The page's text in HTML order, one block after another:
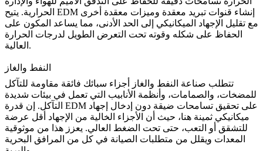
الحرارية. يتيح EDM إنشاء قنوات تبريد معقدة وميزات معقدة أخرى
مع تقليل الإجهاد الميكانيكي إلى الحد الأدنى، مما يساعد المكون على
الحفاظ على شكله وقوته تحت التعرض الطويل لدرجات الحرارة
العالية.
النفط والغاز
تتطلب صناعة النفط والغاز
أجزاء سبائك فائقة مقاومة للتآكل
للمضخات، والصمامات، وأنظمة الأنابيب التي تعمل في بيئات شديدة
التآكل. إن قدرة EDM على تحقيق تسامحات ضيقة دون إدخال إجهاد
ميكانيكي ثمينة هنا، حيث أن الأجزاء الخالية من الإجهاد أقل عرضة
للتشقق أو التعب، حتى تحت الضغط العالي. يعزز هذا من موثوقية
المعدات ويقلل من متطلبات الصيانة في كل من المرافق البحرية